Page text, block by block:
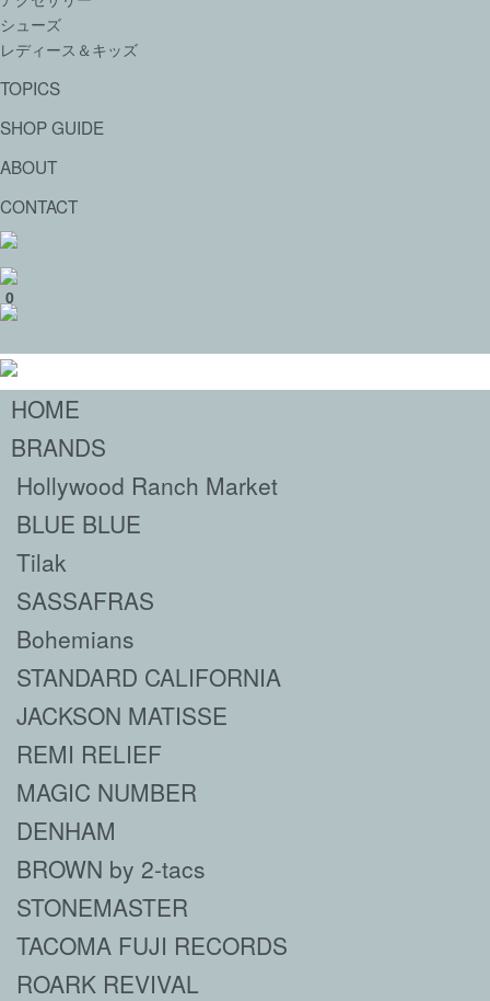
シューズ
レディース＆キッズ
TOPICS
SHOP GUIDE
ABOUT
CONTACT
0
HOME
BRANDS
Hollywood Ranch Market
BLUE BLUE
Tilak
SASSAFRAS
Bohemians
STANDARD CALIFORNIA
JACKSON MATISSE
REMI RELIEF
MAGIC NUMBER
DENHAM
BROWN by 2-tacs
STONEMASTER
TACOMA FUJI RECORDS
ROARK REVIVAL